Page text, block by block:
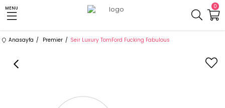
0
MENU
Anasayfa Premier Seir Luxury TomFord Fucking Fabulous